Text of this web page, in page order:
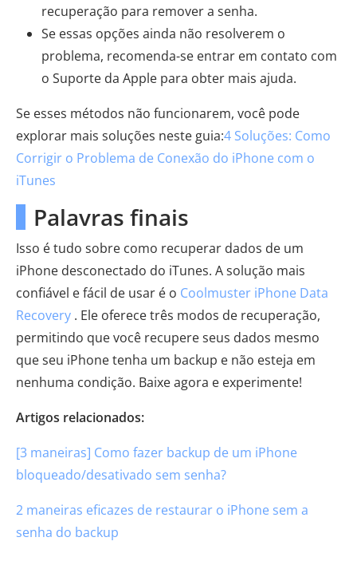
recuperação para remover a senha.
Se essas opções ainda não resolverem o
problema, recomenda-se entrar em contato com
o Suporte da Apple para obter mais ajuda.
Se esses métodos não funcionarem, você pode
explorar mais soluções neste guia:4 Soluções: Como
Corrigir o Problema de Conexão do iPhone com o
iTunes
Palavras finais
Isso é tudo sobre como recuperar dados de um
iPhone desconectado do iTunes. A solução mais
confiável e fácil de usar é o Coolmuster iPhone Data
Recovery . Ele oferece três modos de recuperação,
permitindo que você recupere seus dados mesmo
que seu iPhone tenha um backup e não esteja em
nenhuma condição. Baixe agora e experimente!
Artigos relacionados:
[3 maneiras] Como fazer backup de um iPhone
bloqueado/desativado sem senha?
2 maneiras eficazes de restaurar o iPhone sem a
senha do backup